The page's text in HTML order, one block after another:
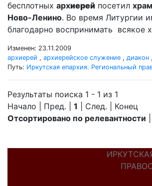
бесплотных архиерей посетил храм
Ново-Ленино. Во время Литургии
благодарно воспринимать всякое
Изменен: 23.11.2009
архиерей , архиерейское служение , диакон ,
Путь: Иркутская епархия. Региональный
Результаты поиска 1 - 1 из 1
Начало | Пред. | 1 | След. | Конец
Отсортировано по релевантности